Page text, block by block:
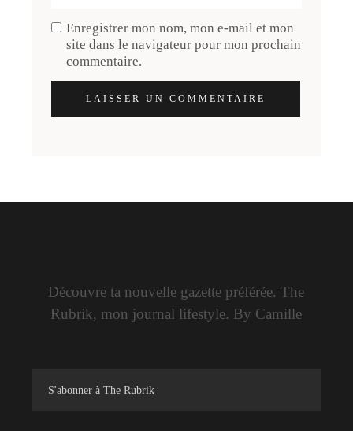
Enregistrer mon nom, mon e-mail et mon
site dans le navigateur pour mon prochain
commentaire.
LAISSER UN COMMENTAIRE
Découvre ta nouvelle gazette préférée. The
Rubrik, mon journal lifestyle. By Camille